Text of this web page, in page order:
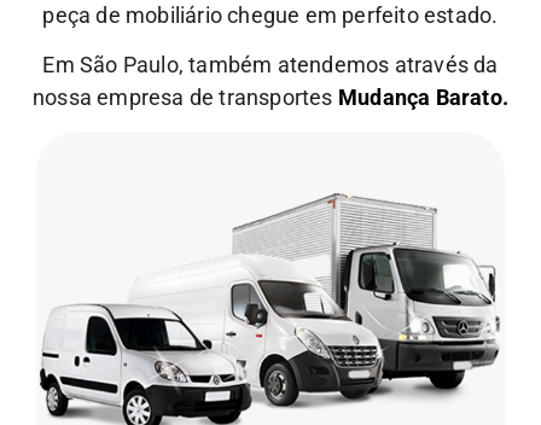
peça de mobiliário chegue em perfeito estado.
Em São Paulo, também atendemos através da
nossa empresa de transportes Mudança Barato.